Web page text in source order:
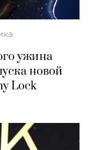
ужина
новой
Lock